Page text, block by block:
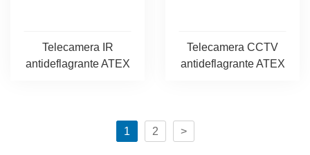
Telecamera IR
antideflagrante ATEX
Telecamera CCTV
antideflagrante ATEX
1 2 >